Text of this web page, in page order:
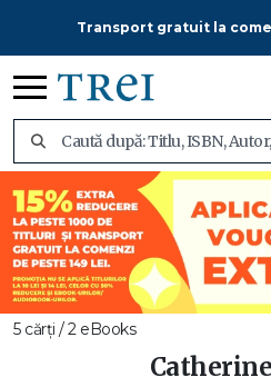
Transport gratuit la
5 cărți / 2 eBooks